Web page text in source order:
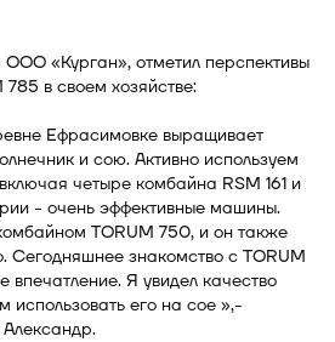
ООО «Курган», отметил перспективы
785 в своем хозяйстве:
Ефрасимовке выращивает
и сою. Активно используем
четыре комбайна RSM 161 и
- очень эффективные машины.
TORUM 750, и он также
Сегодняшнее знакомство с TORUM
впечатление. Я увидел качество
использовать его на сое »,-